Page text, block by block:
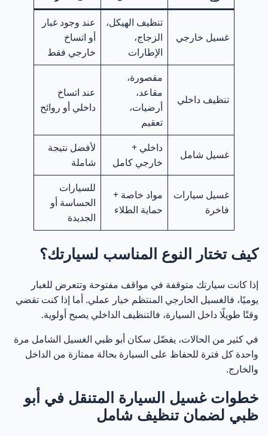
غسيل خارجي
تنظيف الهيكل،
الزجاج،
الإطارات
عند وجود غبار
أو اتساخ
خارجي فقط
تنظيف داخلي
مقصورة،
مقاعد،
أرضيات،
تعقيم
عند اتساخ
داخلي أو روائح
غسيل شامل
داخلي +
خارجي كامل
لأفضل نتيجة
شاملة
غسيل سيارات
فاخرة
مواد خاصة +
حماية الطلاء
للسيارات
الحساسة أو
الجديدة
كيف تختار النوع المناسب لسيارتك؟
إذا كانت سيارتك متوقفة في مواقف مفتوحة وتتعرض للغبار
يوميًا، فالغسيل الخارجي المنتظم خيار عملي. أما إذا كنت تقضي
وقتًا طويلًا داخل السيارة، فالتنظيف الداخلي يصبح أولوية.
في كثير من الحالات، يفضّل سكان أبو ظبي الغسيل الشامل مرة
واحدة كل فترة للحفاظ على السيارة بحالة ممتازة من الداخل
والخارج.
خطوات غسيل السيارة المتنقل في أبو
ظبي لضمان تنظيف شامل